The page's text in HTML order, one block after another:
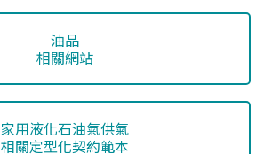
油品
相關網站
家用液化石油氣供氣
相關定型化契約範本